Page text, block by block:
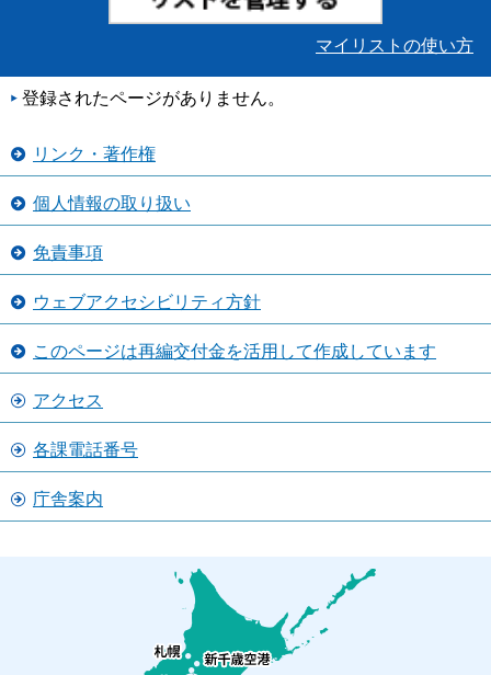
マイリストの使い方
登録されたページがありません。
リンク・著作権
個人情報の取り扱い
免責事項
ウェブアクセシビリティ方針
このページは再編交付金を活用して作成しています
アクセス
各課電話番号
庁舎案内